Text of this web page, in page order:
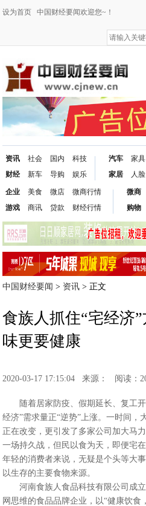
设为首页 中国财经要闻欢迎您~！
资讯
财经
社会
新车
国内
导购
科技
娱乐
汽车
家居
家具
人脸
企业
游戏
美食
商讯
微店
贷款
微商行情
财经行情
微商
购物
中国财经要闻 > 资讯 > 正文
食族人抓住“宅经济
味更要健康
2020-03-17 17:15:04 来源： 阅读：
随着居家防疫、假期延长、复工
经济”需求量正“逆势”上涨。一时间，
正在改变，更引发了多家公司加大马
一场持久战，但民以食为天，即便宅
年轻的消费者来说，无疑是个头等大
以生存的主要食物来源。
河南食族人食品科技有限公司成
网思维的食品品牌企业，以“健康饮食